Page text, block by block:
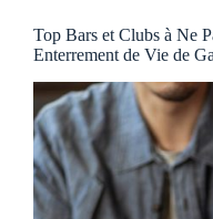
Top Bars et Clubs à Ne
Enterrement de Vie de